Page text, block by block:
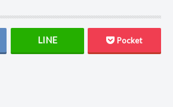
Pocket